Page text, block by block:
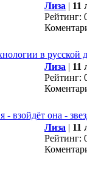
Лиза | 11
Рейтинг:
Лиза | 11
Рейтинг:
Лиза | 11
Рейтинг: